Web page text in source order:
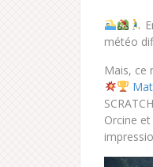
météo
Mais, ce
Orcine